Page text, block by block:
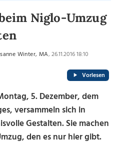
Niglo-Umzug
Winter, MA, 26.11.2016 18:10
Vorlesen
5. Dezember, dem
versammeln sich in
Gestalten. Sie machen
den es nur hier gibt.